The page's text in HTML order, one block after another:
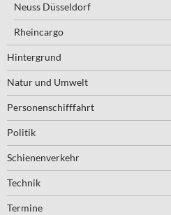
Neuss Düsseldorf
Rheincargo
Hintergrund
Natur und Umwelt
Personenschifffahrt
Politik
Schienenverkehr
Technik
Termine